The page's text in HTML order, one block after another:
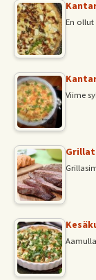
En ollut
Viime